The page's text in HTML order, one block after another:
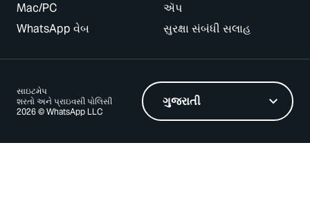
Mac/PC
WhatsApp વેબ
ઍપ
સુરક્ષા સંબંધી સલાહ
2026 © WhatsApp LLC
શરતો અને પ્રાઇવસી પોલિસી
સાઇટમેપ